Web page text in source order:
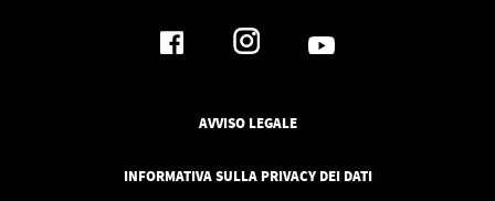
AVVISO LEGALE
INFORMATIVA SULLA PRIVACY DEI DATI